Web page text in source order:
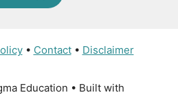
• Contact• Disclaimer
Education • Built with